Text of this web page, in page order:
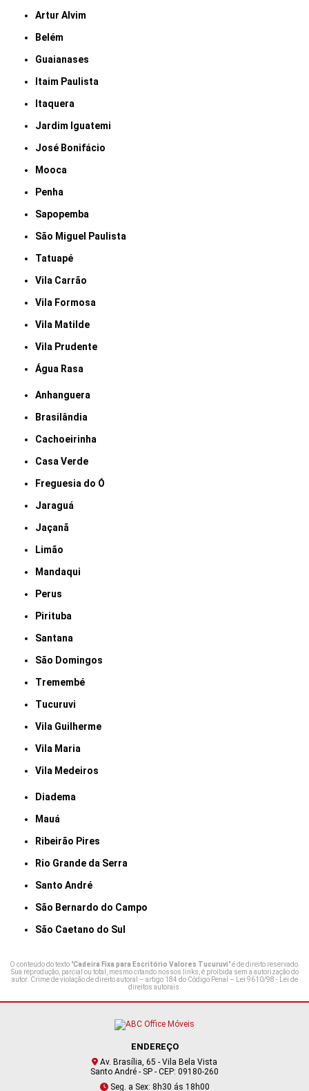
Artur Alvim
Belém
Guaianases
Itaim Paulista
Itaquera
Jardim Iguatemi
José Bonifácio
Mooca
Penha
Sapopemba
São Miguel Paulista
Tatuapé
Vila Carrão
Vila Formosa
Vila Matilde
Vila Prudente
Água Rasa
Anhanguera
Brasilândia
Cachoeirinha
Casa Verde
Freguesia do Ó
Jaraguá
Jaçanã
Limão
Mandaqui
Perus
Pirituba
Santana
São Domingos
Tremembé
Tucuruvi
Vila Guilherme
Vila Maria
Vila Medeiros
Diadema
Mauá
Ribeirão Pires
Rio Grande da Serra
Santo André
São Bernardo do Campo
São Caetano do Sul
O conteúdo do texto "Cadeira Fixa para Escritório Valores Tucuruvi" é de direito reservado.
Sua reprodução, parcial ou total, mesmo citando nossos links, é proibida sem a autorização do
autor. Crime de violação de direito autoral – artigo 184 do Código Penal – Lei 9610/98 - Lei de
direitos autorais.
ENDEREÇO
Av. Brasília, 65 - Vila Bela Vista
Santo André - SP - CEP: 09180-260
Seg. a Sex: 8h30 ás 18h00